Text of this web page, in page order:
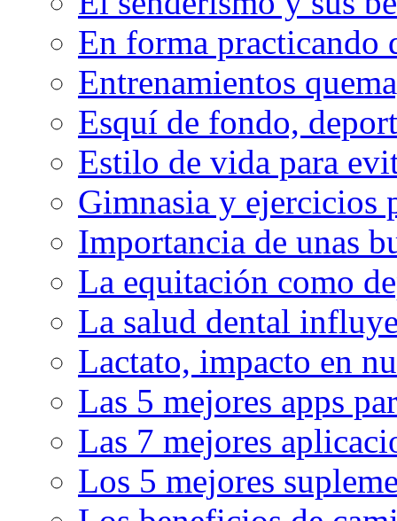
En forma practicando
Entrenamientos
Esquí de fondo,
Estilo de vida para
Gimnasia y ejercicios
Importancia de unas
La equitación como
La salud dental
Lactato, impacto en
Las 5 mejores apps
Las 7 mejores
Los 5 mejores